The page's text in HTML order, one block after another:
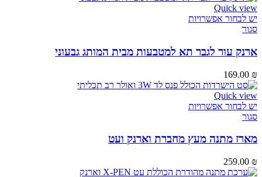
Quick view
יש לבחור אפשרויות
סגור
ארנק עור לגבר תא למטבעות מבית המותג גבעוני
169.00 ₪
Quick view
יש לבחור אפשרויות
סגור
מארז מתנה מעץ מחברת וארנק ועט
259.00 ₪